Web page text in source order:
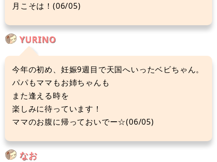
月こそは！(06/05)
YURINO
今年の初め、妊娠9週目で天国へいったベビちゃん。
パパもママもお姉ちゃんも
また逢える時を
楽しみに待っています！
ママのお腹に帰っておいでー☆(06/05)
なお